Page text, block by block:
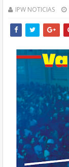
IPW NOTICIAS